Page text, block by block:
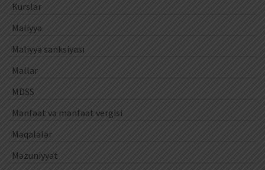
Kurslar
Maliyyə
Maliyyə sanksiyası
Mallar
MDSS
Mənfəət və mənfəət vergisi
Məqalələr
Məzuniyyət